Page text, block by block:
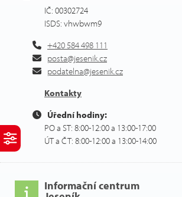
IČ: 00302724
ISDS: vhwbwm9
+420 584 498 111
posta@jesenik.cz
podatelna@jesenik.cz
Kontakty
Úřední hodiny:
PO a ST: 8:00-12:00 a 13:00-17:00
ÚT a ČT: 8:00-12:00 a 13:00-14:00
Informační centrum